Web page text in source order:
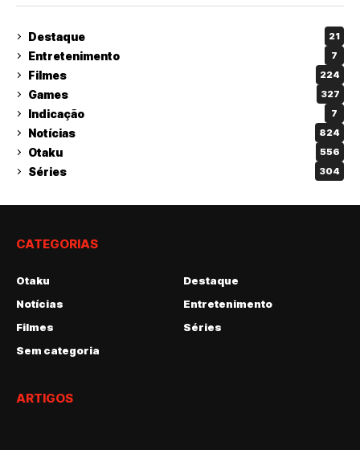
Destaque 21
Entretenimento 7
Filmes 224
Games 327
Indicação 7
Notícias 824
Otaku 556
Séries 304
CATEGORIAS
Otaku
Destaque
Notícias
Entretenimento
Filmes
Séries
Sem categoria
ARTIGOS